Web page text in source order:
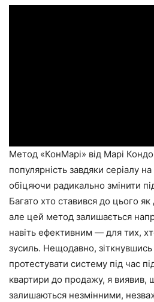
Метод «КонМарі» від Марі
популярність завдяки серіалу
обіцяючи радикально змінити
Багато хто ставився до цього
але цей метод залишається
навіть ефективним — для тих,
зусиль. Нещодавно, зіткнувшись
протестувати систему під час
квартири до продажу, я виявив,
залишаються незмінними,